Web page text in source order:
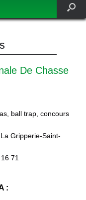
De Chasse
ball trap, concours
Gripperie-Saint-
71
: